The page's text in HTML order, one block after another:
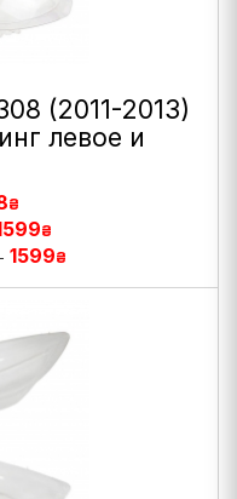
(2011-2013)
левое и
₴
₴
1599₴